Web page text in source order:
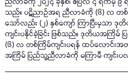
ညီလာခံကို ၂၀၂၄ ခုနှစ်၊ ဧပြီလ ၄ ရက်မှ
သည်။ ပဋိညာဉ်အရ ညီလာခံကို (၆) လ တစ်ကြိ
သော်လည်း (၂) နှစ်ကျော် ကြာပြီးမှသ
ကျင်းပနိုင်ခဲ့ခြင်း ဖြစ်သည်။ ဒုတိယအက
(၆) လ တစ်ကြိမ်ကျင်းပရန် ထပ်လောင်း
အကြိမ် ပြည်သူ့ညီလာခံကို မကြာမီ ကျင်း